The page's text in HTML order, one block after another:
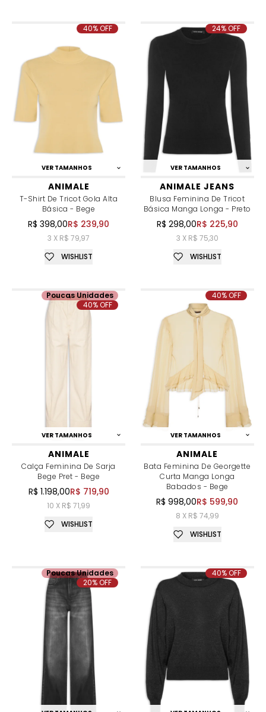
VER TAMANHOS
ANIMALE
T-Shirt De Tricot Gola Alta
Básica - Bege
R$ 398,00R$ 239,90
3 X R$ 79,97
40% OFF
WISHLIST
VER TAMANHOS
ANIMALE JEANS
Blusa Feminina De Tricot
Básica Manga Longa - Preto
R$ 298,00R$ 225,90
3 X R$ 75,30
24% OFF
WISHLIST
VER TAMANHOS
ANIMALE
Calça Feminina De Sarja
Bege Pret - Bege
R$ 1.198,00R$ 719,90
10 X R$ 71,99
Poucas Unidades
40% OFF
WISHLIST
VER TAMANHOS
ANIMALE
Bata Feminina De Georgette
Curta Manga Longa
Babados - Bege
R$ 998,00R$ 599,90
8 X R$ 74,99
40% OFF
WISHLIST
Poucas Unidades
20% OFF
40% OFF